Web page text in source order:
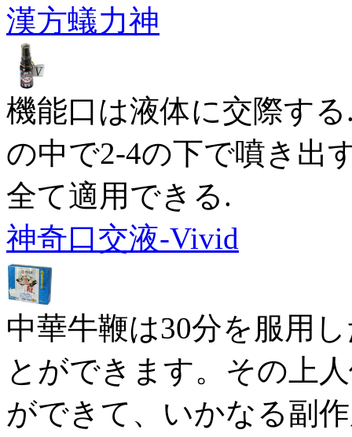
漢方蟻力神
機能口は液体に交際す
の中で2-4の下で噴き出
全て適用できる.
神奇口交液-Vivid
中華牛鞭は30分を服用
とができます。その上
ができて、いかなる副